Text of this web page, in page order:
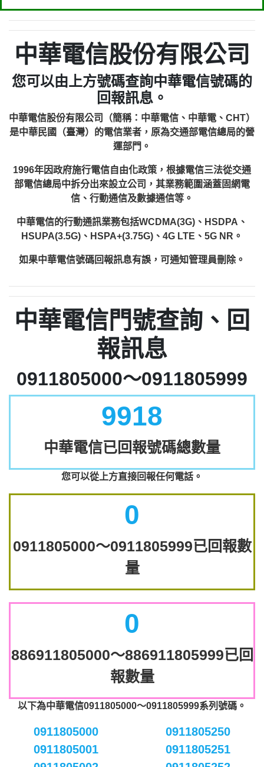
中華電信股份有限公司
您可以由上方號碼查詢中華電信號碼的
回報訊息。
中華電信股份有限公司（簡稱：中華電信、中華電、CHT）
是中華民國（臺灣）的電信業者，原為交通部電信總局的營
運部門。
1996年因政府施行電信自由化政策，根據電信三法從交通
部電信總局中拆分出來設立公司，其業務範圍涵蓋固網電
信、行動通信及數據通信等。
中華電信的行動通訊業務包括WCDMA(3G)、HSDPA、
HSUPA(3.5G)、HSPA+(3.75G)、4G LTE、5G NR。
如果中華電信號碼回報訊息有誤，可通知管理員刪除。
中華電信門號查詢、回
報訊息
0911805000～0911805999
9918
中華電信已回報號碼總數量
您可以從上方直接回報任何電話。
0
0911805000～0911805999已回報數
量
0
886911805000～886911805999已回
報數量
以下為中華電信0911805000～0911805999系列號碼。
0911805000
0911805001
0911805250
0911805251